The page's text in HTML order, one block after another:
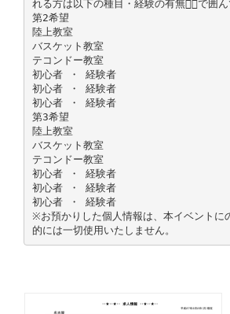
れる方は以下の種目・経験の有無を⃝で囲
第2希望
陸上教室
バスケット教室
テコンドー教室
初心者 ・ 経験者
初心者 ・ 経験者
初心者 ・ 経験者
第3希望
陸上教室
バスケット教室
テコンドー教室
初心者 ・ 経験者
初心者 ・ 経験者
初心者 ・ 経験者
※お預かりした個人情報は、本イベントに